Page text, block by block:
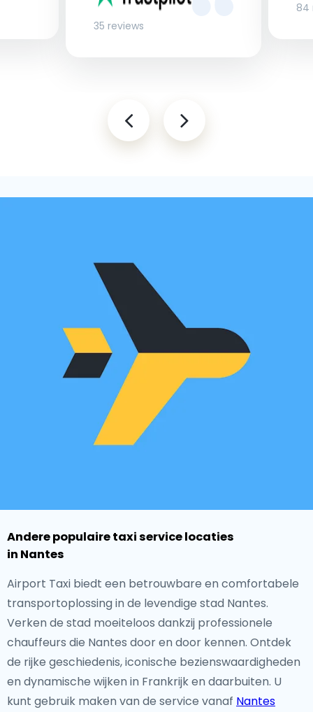
35 reviews
84
Andere populaire taxi service locaties
in Nantes
Airport Taxi biedt een betrouwbare en comfortabele
transportoplossing in de levendige stad Nantes.
Verken de stad moeiteloos dankzij professionele
chauffeurs die Nantes door en door kennen. Ontdek
de rijke geschiedenis, iconische bezienswaardigheden
en dynamische wijken in Frankrijk en daarbuiten. U
kunt gebruik maken van de service vanaf Nantes